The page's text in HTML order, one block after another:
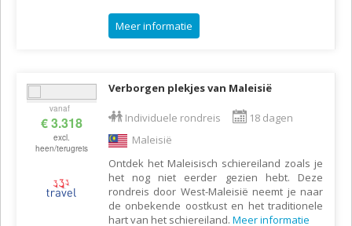
Meer informatie
vanaf
€ 3.318
excl.
heen/terugreis
Verborgen plekjes van Maleisië
Individuele rondreis
18 dagen
Maleisië
Ontdek het Maleisisch schiereiland zoals je
het nog niet eerder gezien hebt. Deze
rondreis door West-Maleisië neemt je naar
de onbekende oostkust en het traditionele
hart van het schiereiland. Meer informatie